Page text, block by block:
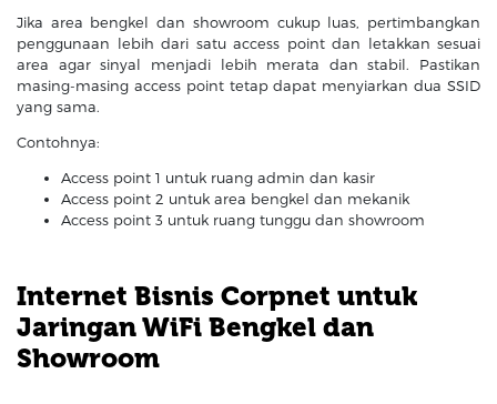
Jika area bengkel dan showroom cukup luas, pertimbangkan
penggunaan lebih dari satu access point dan letakkan sesuai
area agar sinyal menjadi lebih merata dan stabil. Pastikan
masing-masing access point tetap dapat menyiarkan dua SSID
yang sama.
Contohnya:
Access point 1 untuk ruang admin dan kasir
Access point 2 untuk area bengkel dan mekanik
Access point 3 untuk ruang tunggu dan showroom
Internet Bisnis Corpnet untuk
Jaringan WiFi Bengkel dan
Showroom